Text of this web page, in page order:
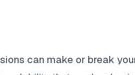
can make or break